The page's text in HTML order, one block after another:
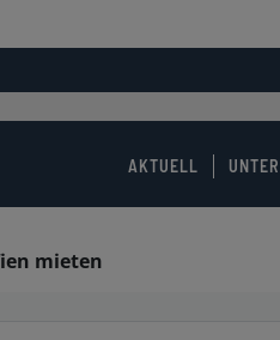
AKTUELL
mieten